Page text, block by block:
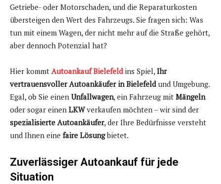
Getriebe- oder Motorschaden, und die Reparaturkosten
übersteigen den Wert des Fahrzeugs. Sie fragen sich: Was
tun mit einem Wagen, der nicht mehr auf die Straße gehört,
aber dennoch Potenzial hat?
Hier kommt Autoankauf Bielefeldins Spiel, Ihr
vertrauensvoller Autoankäufer in Bielefeldund Umgebung.
Egal, ob Sie einen Unfallwagen, ein Fahrzeug mit Mängeln
oder sogar einen LKWverkaufen möchten – wir sind der
spezialisierte Autoankäufer, der Ihre Bedürfnisse versteht
und Ihnen eine faire Lösungbietet.
Zuverlässiger Autoankauf für jede
Situation